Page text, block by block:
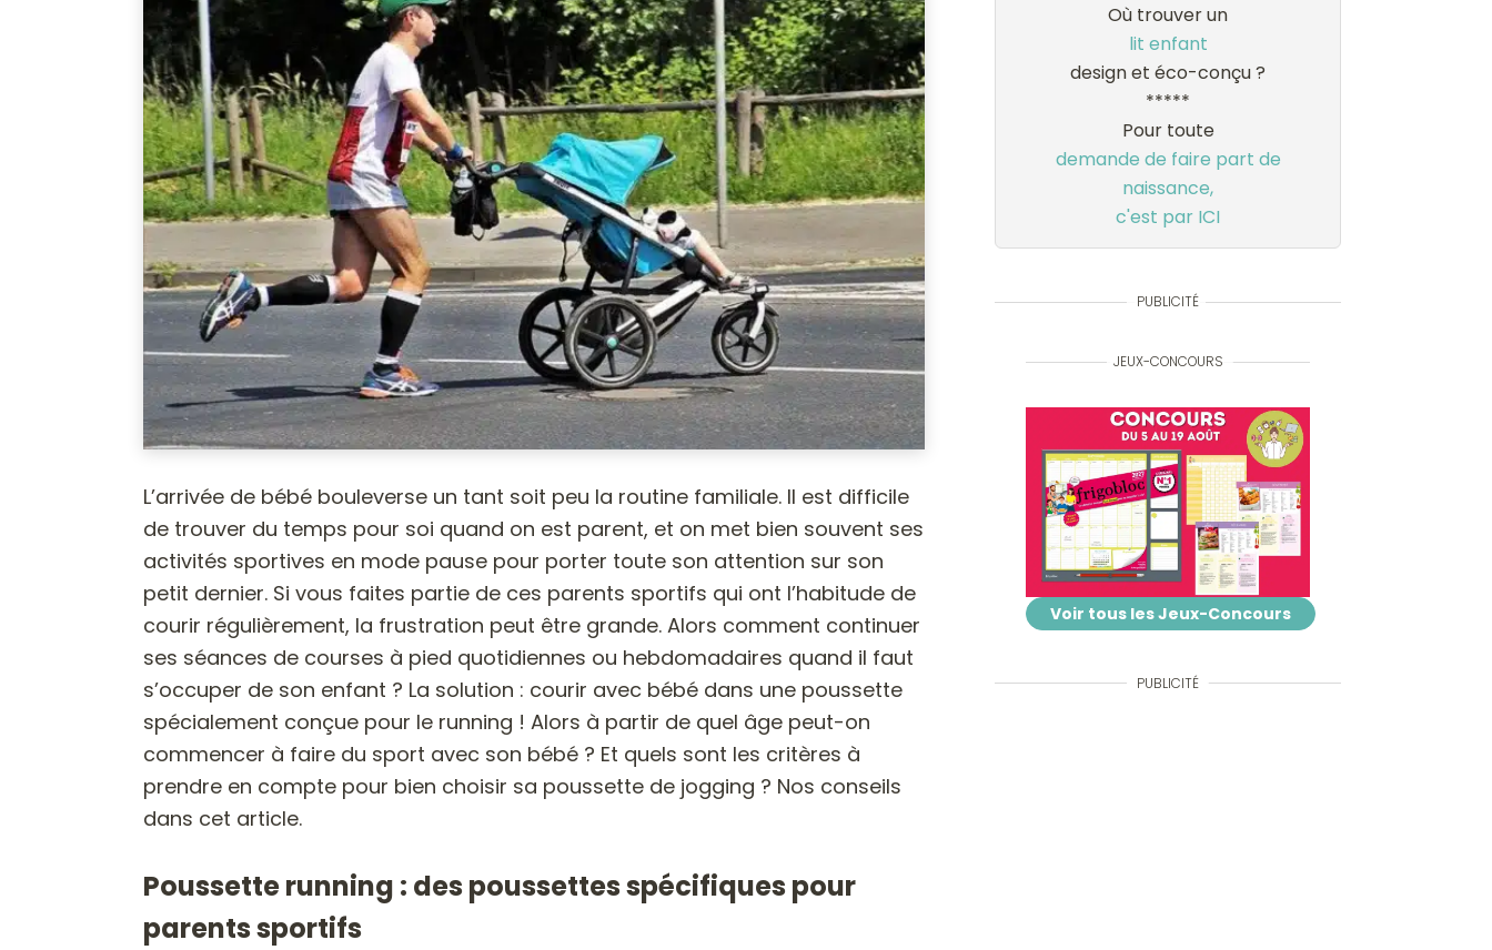
L’arrivée de bébé bouleverse un tant soit peu la routine familiale. Il est difficile
de trouver du temps pour soi quand on est parent, et on met bien souvent ses
activités sportives en mode pause pour porter toute son attention sur son
petit dernier. Si vous faites partie de ces parents sportifs qui ont l’habitude de
courir régulièrement, la frustration peut être grande. Alors comment continuer
ses séances de courses à pied quotidiennes ou hebdomadaires quand il faut
s’occuper de son enfant ? La solution : courir avec bébé dans une poussette
spécialement conçue pour le running ! Alors à partir de quel âge peut-on
commencer à faire du sport avec son bébé ? Et quels sont les critères à
prendre en compte pour bien choisir sa poussette de jogging ? Nos conseils
dans cet article.
Poussette running : des poussettes spécifiques pour
parents sportifs
Où trouver un
lit enfant
design et éco-conçu ?
*****
Pour toute
demande de faire part de
naissance,
c'est par ICI
PUBLICITÉ
JEUX-CONCOURS
Voir tous les Jeux-Concours
PUBLICITÉ